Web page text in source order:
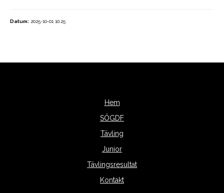
Datum: 2025-10-01 10:25
Hem
SÖGDF
Tävling
Junior
Tävlingsresultat
Kontakt